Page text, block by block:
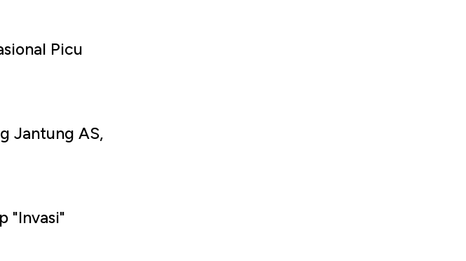
Picu
Jantung AS,
"Invasi"